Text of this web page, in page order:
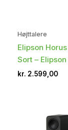
Højttalere
Elipson
Sort – Elipson
kr. 2.599,00